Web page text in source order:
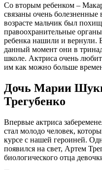
Со вторым ребенком –
связаны очень
возрасте мальчик был
правоохранительные
ребенка нашили и вернули.
данный момент они в
школе. Актриса очень любит
им как можно больше
Дочь Марии
Трегубенко
Впервые актриса
стал молодо человек,
курсе с нашей героиней.
появился на свет, Артем
биологического отца